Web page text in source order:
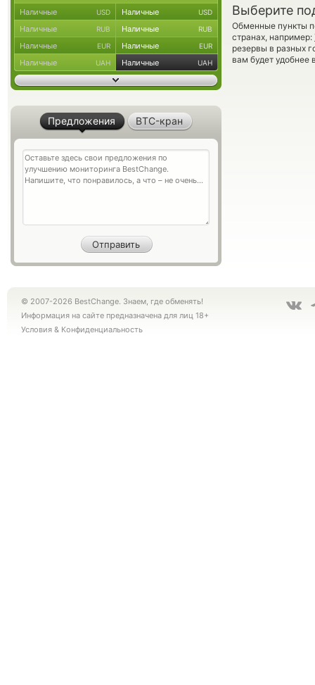
Выберите
Обменные пункты
странах, например:
резервы в разных
вам будет удобнее
Наличные USD Наличные USD
Наличные RUB Наличные RUB
Наличные EUR Наличные EUR
Наличные UAH Наличные UAH
Предложения BTC-кран
© 2007-2026 BestChange. Знаем, где обменять!
Информация на сайте предназначена для лиц 18+
Условия & Конфиденциальность